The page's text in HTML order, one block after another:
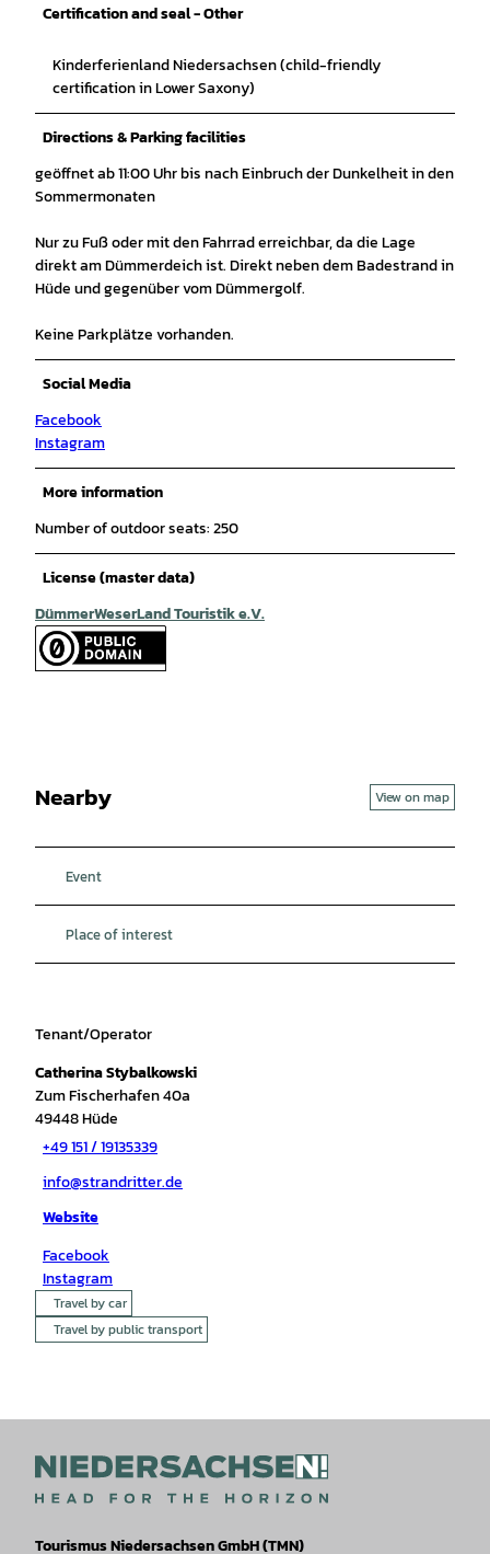
Certification and seal - Other
Kinderferienland Niedersachsen (child-friendly
certification in Lower Saxony)
Directions & Parking facilities
geöffnet ab 11:00 Uhr bis nach Einbruch der Dunkelheit in den
Sommermonaten
Nur zu Fuß oder mit den Fahrrad erreichbar, da die Lage
direkt am Dümmerdeich ist. Direkt neben dem Badestrand in
Hüde und gegenüber vom Dümmergolf.
Keine Parkplätze vorhanden.
Social Media
Facebook
Instagram
More information
Number of outdoor seats: 250
License (master data)
DümmerWeserLand Touristik e.V.
Nearby View on map
Event
Place of interest
Tenant/Operator
Catherina Stybalkowski
Zum Fischerhafen 40a
49448Hüde
+49 151 / 19135339
info@strandritter.de
Website
Facebook
Instagram
Travel by car
Travel by public transport
Tourismus Niedersachsen GmbH (TMN)